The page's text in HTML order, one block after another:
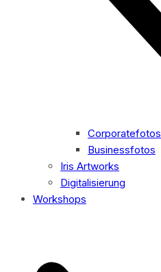
Corporatefotos
Businessfotos
Iris Artworks
Digitalisierung
Workshops